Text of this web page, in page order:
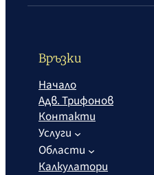
Връзки
Начало
Адв. Трифонов
Контакти
Услуги
Области
Калкулатори